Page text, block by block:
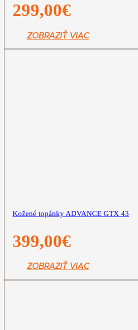
299,00€
ZOBRAZIŤ VIAC
Kožené topánky ADVANCE GTX 43
399,00€
ZOBRAZIŤ VIAC